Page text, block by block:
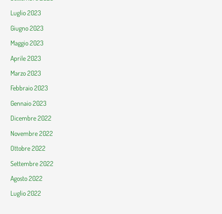
Luglio 2023
Giugno 2023
Maggio 2023
Aprile 2023
Marzo 2023
Febbraio 2023
Gennaio 2023
Dicembre 2022
Novembre 2022
Ottobre 2022
Settembre 2022
Agosto 2022
Luglio 2022